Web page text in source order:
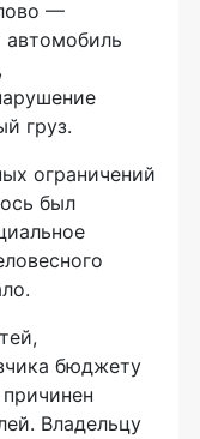
—
груз.
ограничений
был
бюджету
Владельцу